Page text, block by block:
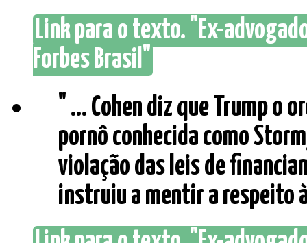
Link para o texto. "Ex-
Forbes Brasil"
" ... Cohen diz que Trump o
pornô conhecida como
violação das leis de
instruiu a mentir a respeito